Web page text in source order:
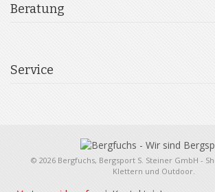
Beratung
Service
© 2026 Bergfuchs, Bergsport S. Steiner GmbH -
Klettern und Outdoor.